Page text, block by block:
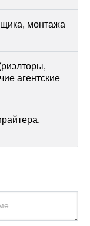
монтажа
агентские